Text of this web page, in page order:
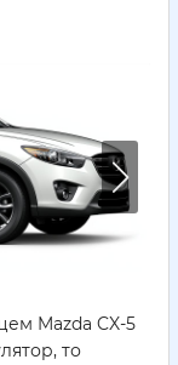
Mazda CX-5
то